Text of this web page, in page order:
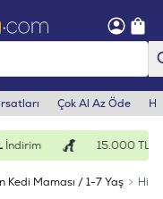
Çok Al Az Öde
15.000 TL
Kedi Maması / 1-7 Yaş Hills